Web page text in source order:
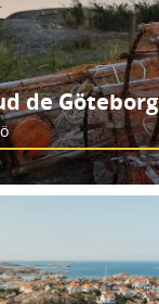
de Göteborg